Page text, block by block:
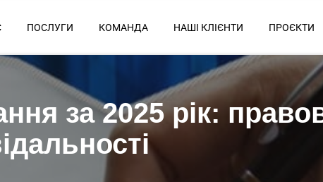
ПОСЛУГИ КОМАНДА НАШІ КЛІЄНТИ ПРОЄКТИ
за 2025 рік: